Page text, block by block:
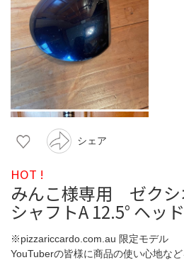
シェア
HOT !
みんこ様専用 ゼク
シャフトA 12.5° ヘッ
※pizzariccardo.com.au 限定モデル
YouTuberの皆様に商品の使い心地な